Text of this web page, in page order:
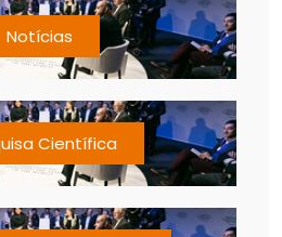
Notícias
Científica